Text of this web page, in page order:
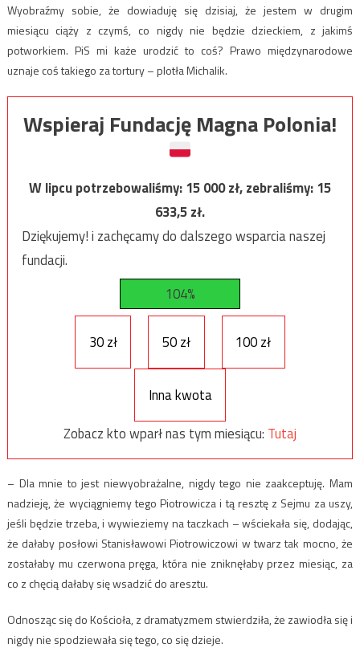
Wyobraźmy sobie, że dowiaduję się dzisiaj, że jestem w drugim
miesiącu ciąży z czymś, co nigdy nie będzie dzieckiem, z jakimś
potworkiem. PiS mi każe urodzić to coś? Prawo międzynarodowe
uznaje coś takiego za tortury – plotła Michalik.
Wspieraj Fundację Magna Polonia!
W lipcu potrzebowaliśmy:15 000zł, zebraliśmy:15
633,5zł.
Dziękujemy! i zachęcamy do dalszego wsparcia naszej
fundacji.
104%
30 zł 50 zł 100 zł
Inna kwota
Zobacz kto wparł nas tym miesiącu: Tutaj
– Dla mnie to jest niewyobrażalne, nigdy tego nie zaakceptuję. Mam
nadzieję, że wyciągniemy tego Piotrowicza i tą resztę z Sejmu za uszy,
jeśli będzie trzeba, i wywieziemy na taczkach – wściekała się, dodając,
że dałaby posłowi Stanisławowi Piotrowiczowi w twarz tak mocno, że
zostałaby mu czerwona pręga, która nie zniknęłaby przez miesiąc, za
co z chęcią dałaby się wsadzić do aresztu.
Odnosząc się do Kościoła, z dramatyzmem stwierdziła, że zawiodła się i
nigdy nie spodziewała się tego, co się dzieje.